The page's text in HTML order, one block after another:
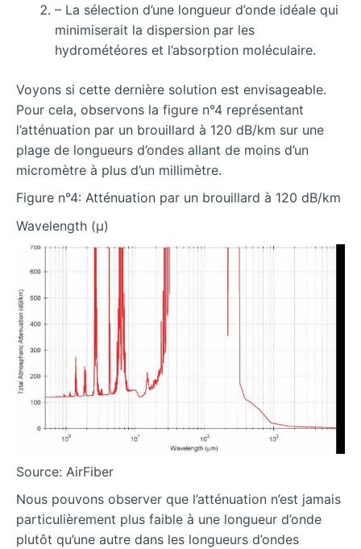
– La sélection d’une longueur d’onde idéale qui
minimiserait la dispersion par les
hydrométéores et l’absorption moléculaire.
Voyons si cette dernière solution est envisageable.
Pour cela, observons la figure n°4 représentant
l’atténuation par un brouillard à 120 dB/km sur une
plage de longueurs d’ondes allant de moins d’un
micromètre à plus d’un millimètre.
Figure n°4: Atténuation par un brouillard à 120 dB/km
Wavelength (µ)
Source: AirFiber
Nous pouvons observer que l’atténuation n’est jamais
particulièrement plus faible à une longueur d’onde
plutôt qu’une autre dans les longueurs d’ondes